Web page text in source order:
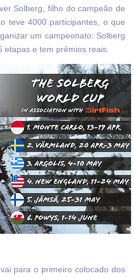
Solberg, filho do campeão de
teve 4000 participantes, o que
um campeonato: Solberg
e tem prêmios reais.
para o primeiro colocado dos